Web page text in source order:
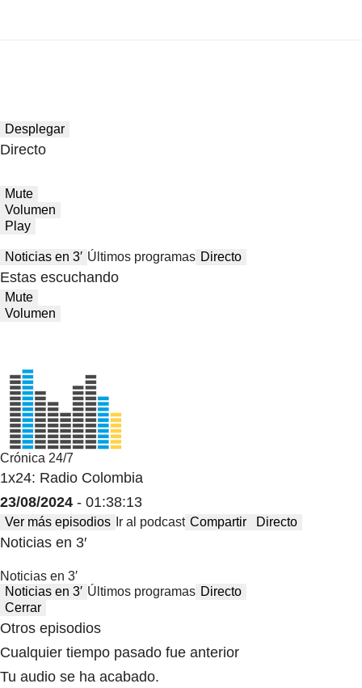
Desplegar
Directo
Mute
Volumen
Play
Noticias en 3′ Últimos programas Directo
Estas escuchando
Mute
Volumen
Crónica 24/7
1x24: Radio Colombia
23/08/2024 - 01:38:13
Ver más episodios Ir al podcast Compartir Directo
Noticias en 3′
Noticias en 3′
Noticias en 3′ Últimos programas Directo
Cerrar
Otros episodios
Cualquier tiempo pasado fue anterior
Tu audio se ha acabado.